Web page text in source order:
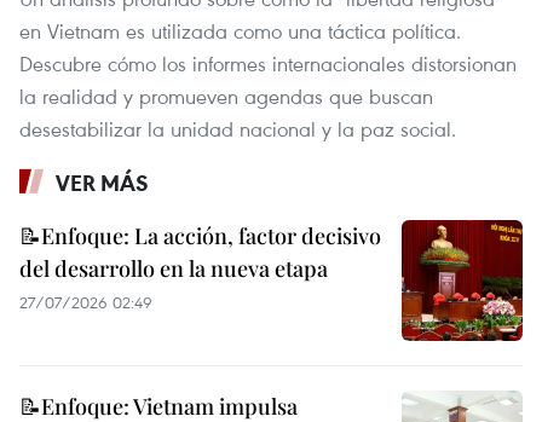
en Vietnam es utilizada como una táctica política.
Descubre cómo los informes internacionales distorsionan
la realidad y promueven agendas que buscan
desestabilizar la unidad nacional y la paz social.
VER MÁS
📝Enfoque: La acción, factor decisivo
del desarrollo en la nueva etapa
27/07/2026 02:49
📝Enfoque: Vietnam impulsa